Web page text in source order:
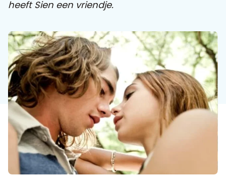
Clientdossier Wiki
Mijn
Sophi
Over
Sophi
Contact
heeft Sien een vriendje.